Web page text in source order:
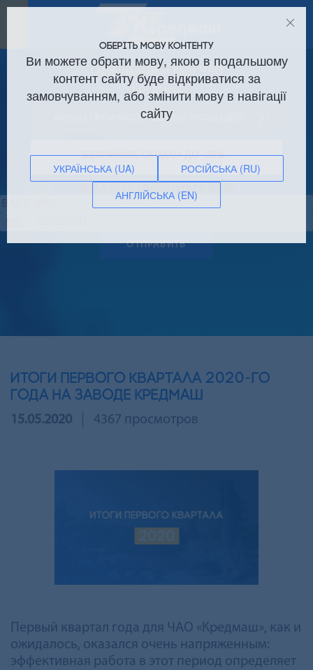
Официальный сайт ЧАО
«Кредмаш»
Аренда производственных площадей!
БЕЗУМНЫЕ СКИДКИ ДО -25%
ЗАКАЗАТЬ ОБРАТНУЮ СВЯЗЬ
ОТПРАВИТЬ
Итоги первого квартала 2020-го
года на заводе Кредмаш
15.05.2020 4367 просмотров
Первый квартал года для ЧАО «Кредмаш», как и
ожидалось, оказался очень напряженным:
эффективная работа в этот период определяет
ОБЕРІТЬ МОВУ КОНТЕНТУ
Ви можете обрати мову, якою в подальшому
контент сайту буде відкриватися за
замовчуванням, або змінити мову в навігації
сайту
УКРАЇНСЬКА (UA)
РОСІЙСЬКА (RU)
АНГЛІЙСЬКА (EN)